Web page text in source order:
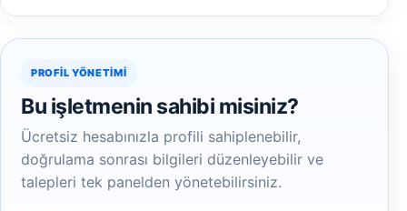
PROFIL YÖNETIMI
Bu işletmenin sahibi misiniz?
Ücretsiz hesabınızla profili sahiplenebilir,
doğrulama sonrası bilgileri düzenleyebilir ve
talepleri tek panelden yönetebilirsiniz.